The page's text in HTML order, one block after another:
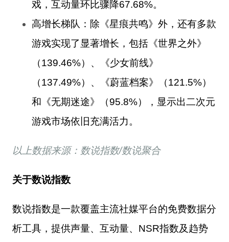
戏，互动量环比骤降67.68%。
高增长梯队 ：除《星痕共鸣》外，还有多款
游戏实现了显著增长，包括《世界之外》
（139.46%）、《少女前线》
（137.49%）、《蔚蓝档案》（121.5%）
和《无期迷途》（95.8%），显示出二次元
游戏市场依旧充满活力。
以上数据来源：数说指数/数说聚合
关于数说指数
数说指数是一款覆盖主流社媒平台的免费数据分
析工具，提供声量、互动量、NSR指数及趋势